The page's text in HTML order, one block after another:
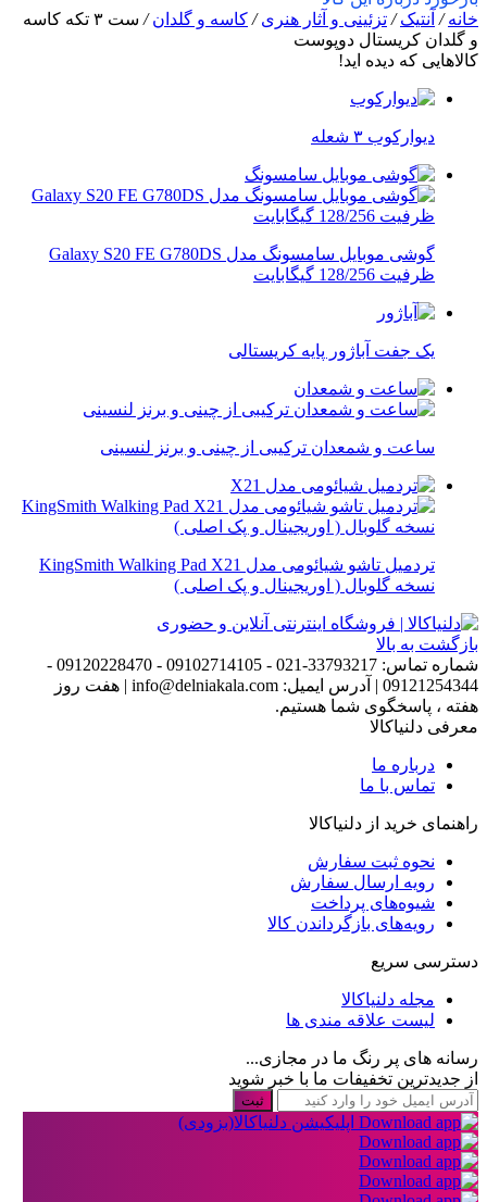
10,000,000 تومان
بود.
8,900,000 تومان.
خانه/ آنتیک/ تزئینی و آثار هنری/ کاسه و گلدان/
ست ٣ تكه کاسه
و گلدان كريستال دوپوست
کالاهایی که دیده اید!
ديواركوب ٣ شعله
گوشی موبایل سامسونگ مدل Galaxy S20 FE G780DS
ظرفیت 128/256 گیگابایت
یک جفت آباژور پایه کریستالی
ساعت و شمعدان ترکیبی از چینی و برنز لنسینی
تردمیل تاشو شیائومی مدل KingSmith Walking Pad X21
نسخه گلوبال ( اوریجینال و پک اصلی )
بازگشت به بالا
شماره تماس:
33793217-021 - 09102714105 - 09120228470 -
09121254344
| آدرس ایمیل: info@delniakala.com
| هفت روز
هفته ، پاسخگوی شما هستیم.
معرفی دلنیاکالا
درباره ما
تماس با ما
راهنمای خرید از دلنیاکالا
نحوه ثبت سفارش
رویه ارسال سفارش
شیوه‌های پرداخت
رویه‌های بازگرداندن کالا
دسترسی سریع
مجله دلنیاکالا
لیست علاقه مندی ها
رسانه های پر رنگ ما در مجازی...
از جدیدترین تخفیفات ما با خبر شوید
ثبت
اپلیکیشن دلنیاکالا(بزودی)